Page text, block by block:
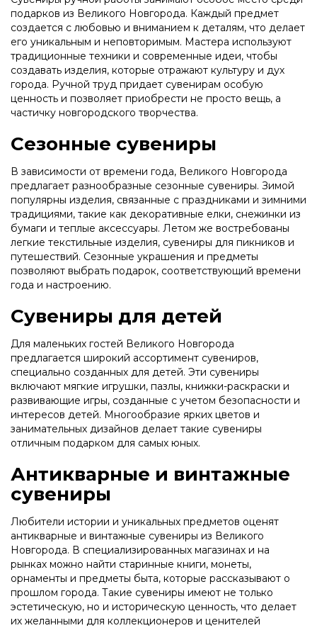
подарков из Великого Новгорода. Каждый предмет
создается с любовью и вниманием к деталям, что делает
его уникальным и неповторимым. Мастера используют
традиционные техники и современные идеи, чтобы
создавать изделия, которые отражают культуру и дух
города. Ручной труд придает сувенирам особую
ценность и позволяет приобрести не просто вещь, а
частичку новгородского творчества.
Сезонные сувениры
В зависимости от времени года, Великого Новгорода
предлагает разнообразные сезонные сувениры. Зимой
популярны изделия, связанные с праздниками и зимними
традициями, такие как декоративные елки, снежинки из
бумаги и теплые аксессуары. Летом же востребованы
легкие текстильные изделия, сувениры для пикников и
путешествий. Сезонные украшения и предметы
позволяют выбрать подарок, соответствующий времени
года и настроению.
Сувениры для детей
Для маленьких гостей Великого Новгорода
предлагается широкий ассортимент сувениров,
специально созданных для детей. Эти сувениры
включают мягкие игрушки, пазлы, книжки-раскраски и
развивающие игры, созданные с учетом безопасности и
интересов детей. Многообразие ярких цветов и
занимательных дизайнов делает такие сувениры
отличным подарком для самых юных.
Антикварные и винтажные
сувениры
Любители истории и уникальных предметов оценят
антикварные и винтажные сувениры из Великого
Новгорода. В специализированных магазинах и на
рынках можно найти старинные книги, монеты,
орнаменты и предметы быта, которые рассказывают о
прошлом города. Такие сувениры имеют не только
эстетическую, но и историческую ценность, что делает
их желанными для коллекционеров и ценителей